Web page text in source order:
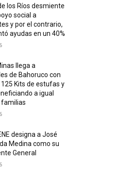
los Ríos desmiente
social a
y por el contrario,
ayudas en un 40%
llega a
de Bahoruco con
Kits de estufas y
a igual
designa a José
Medina como su
General